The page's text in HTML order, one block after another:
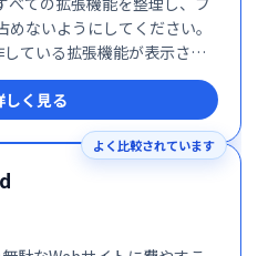
ないようにしてください。
ている拡張機能が表示さ
に整理するためにいくつかの
プションが提供されます。
しく見る
よく比較されています